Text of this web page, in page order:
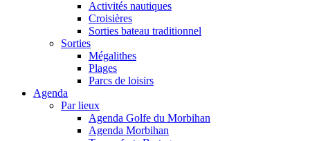
Activités nautiques
Croisières
Sorties bateau traditionnel
Sorties
Mégalithes
Plages
Parcs de loisirs
Agenda
Par lieux
Agenda Golfe du Morbihan
Agenda Morbihan